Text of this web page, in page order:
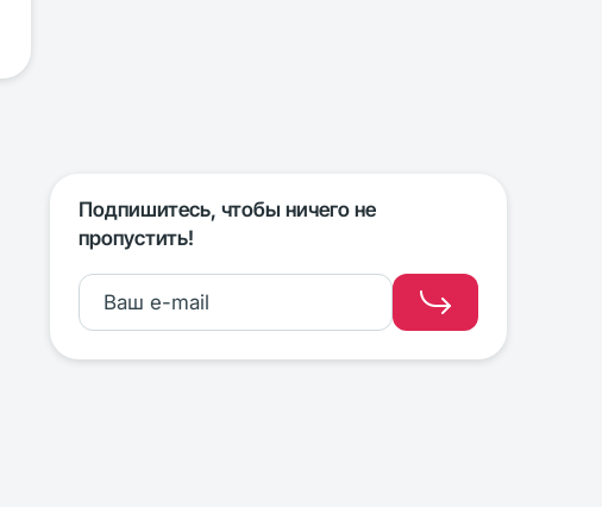
Подпишитесь, чтобы ничего не
пропустить!